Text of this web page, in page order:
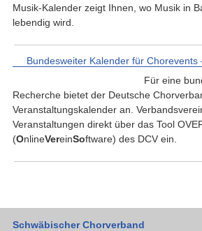
Musik-Kalender zeigt Ihnen, wo Musik in
lebendig wird.
Bundesweiter Kalender für Chorevents
Für eine
Recherche bietet der Deutsche
Veranstaltungskalender an.
Veranstaltungen direkt über das Tool
(OnlineVereinSoftware) des DCV ein.
Schwäbischer Chorverband